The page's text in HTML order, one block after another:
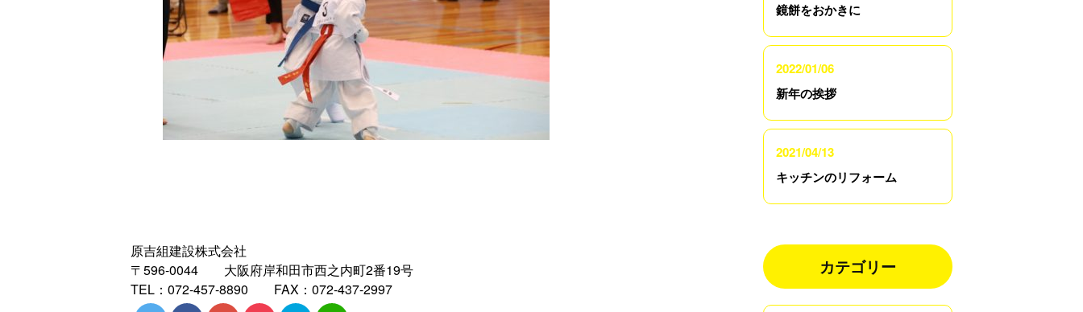
原吉組建設株式会社
〒596-0044 大阪府岸和田市西之内町2番19号
TEL：072-457-8890 FAX：072-437-2997
鏡餅をおかきに
2022/01/06
新年の挨拶
2021/04/13
キッチンのリフォーム
カテゴリー